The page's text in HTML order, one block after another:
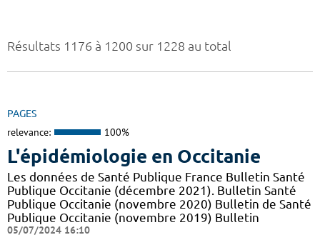
Résultats 1176 à 1200 sur 1228 au total
PAGES
relevance: 100%
L'épidémiologie en Occitanie
Les données de Santé Publique France Bulletin Santé
Publique Occitanie (décembre 2021). Bulletin Santé
Publique Occitanie (novembre 2020) Bulletin de Santé
Publique Occitanie (novembre 2019) Bulletin
05/07/2024 16:10